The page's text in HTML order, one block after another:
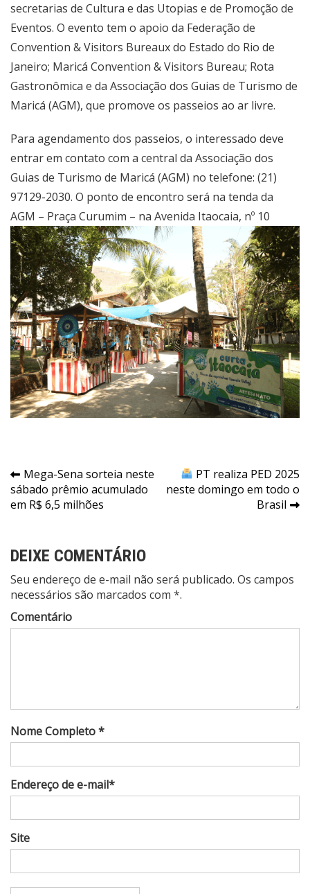
secretarias de Cultura e das Utopias e de Promoção de
Eventos. O evento tem o apoio da Federação de
Convention & Visitors Bureaux do Estado do Rio de
Janeiro; Maricá Convention & Visitors Bureau; Rota
Gastronômica e da Associação dos Guias de Turismo de
Maricá (AGM), que promove os passeios ao ar livre.
Para agendamento dos passeios, o interessado deve
entrar em contato com a central da Associação dos
Guias de Turismo de Maricá (AGM) no telefone: (21)
97129-2030. O ponto de encontro será na tenda da
AGM – Praça Curumim – na Avenida Itaocaia, nº 10
Navegação
de
Mega-Sena sorteia neste
sábado prêmio acumulado
em R$ 6,5 milhões
PT realiza PED 2025
neste domingo em todo o
Brasil
DEIXE COMENTÁRIO
Seu endereço de e-mail não será publicado. Os campos
necessários são marcados com *.
Comentário
Nome Completo *
Endereço de e-mail*
Site